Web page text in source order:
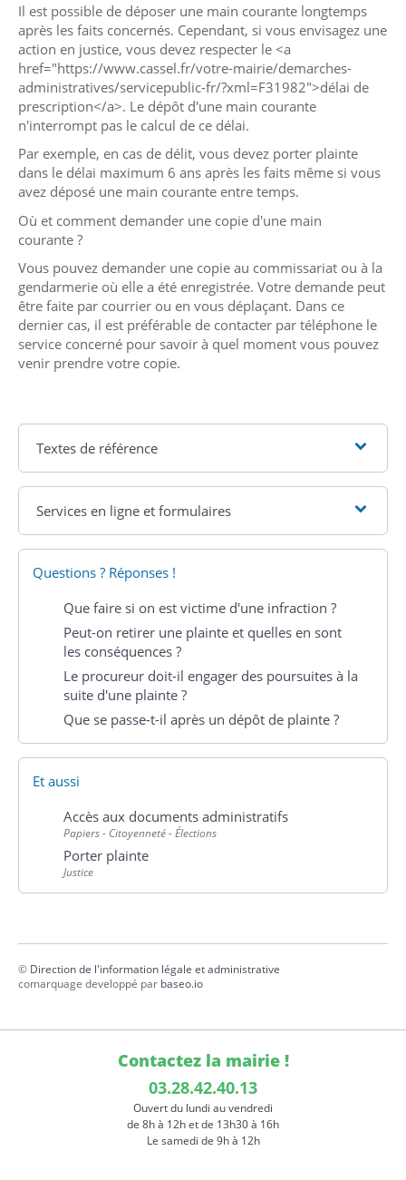
Il est possible de déposer une main courante longtemps
après les faits concernés. Cependant, si vous envisagez une
action en justice, vous devez respecter le <a
href="https://www.cassel.fr/votre-mairie/demarches-
administratives/servicepublic-fr/?xml=F31982">délai de
prescription</a>. Le dépôt d'une main courante
n'interrompt pas le calcul de ce délai.
Par exemple, en cas de délit, vous devez porter plainte
dans le délai maximum 6 ans après les faits même si vous
avez déposé une main courante entre temps.
Où et comment demander une copie d'une main
courante ?
Vous pouvez demander une copie au commissariat ou à la
gendarmerie où elle a été enregistrée. Votre demande peut
être faite par courrier ou en vous déplaçant. Dans ce
dernier cas, il est préférable de contacter par téléphone le
service concerné pour savoir à quel moment vous pouvez
venir prendre votre copie.
Textes de référence
Services en ligne et formulaires
Questions ? Réponses !
Que faire si on est victime d'une infraction ?
Peut-on retirer une plainte et quelles en sont
les conséquences ?
Le procureur doit-il engager des poursuites à la
suite d'une plainte ?
Que se passe-t-il après un dépôt de plainte ?
Et aussi
Accès aux documents administratifs
Papiers - Citoyenneté - Élections
Porter plainte
Justice
© Direction de l'information légale et administrative
comarquage developpé par baseo.io
Contactez la mairie !
03.28.42.40.13
Ouvert du lundi au vendredi
de 8h à 12h et de 13h30 à 16h
Le samedi de 9h à 12h